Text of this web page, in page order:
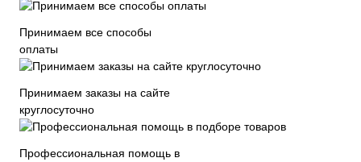
Принимаем все способы
оплаты
Принимаем заказы на сайте
круглосуточно
Профессиональная помощь в